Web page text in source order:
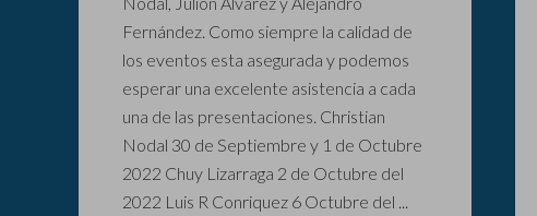
Fernández. Como siempre la calidad de
los eventos esta asegurada y podemos
esperar una excelente asistencia a cada
una de las presentaciones. Christian
Nodal 30 de Septiembre y 1 de Octubre
2022 Chuy Lizarraga 2 de Octubre del
2022 Luis R Conriquez 6 Octubre del ...